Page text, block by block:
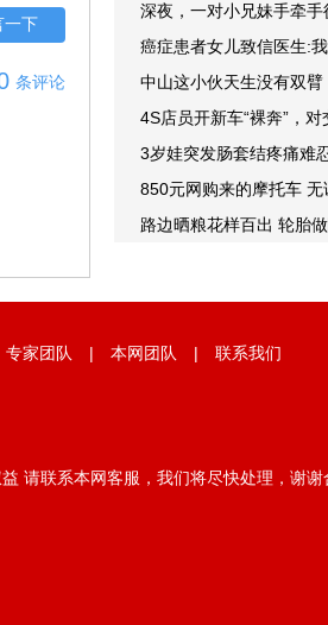
一下
条评论
深夜，一对小兄妹手牵手
癌症患者女儿致信医生:
中山这小伙天生没有双
4S店员开新车“裸奔”，
3岁娃突发肠套结疼痛难
850元网购来的摩托车
路边晒粮花样百出 轮胎
专家团队 | 本网团队 | 联系我们
请联系本网客服，我们将尽快处理，谢谢